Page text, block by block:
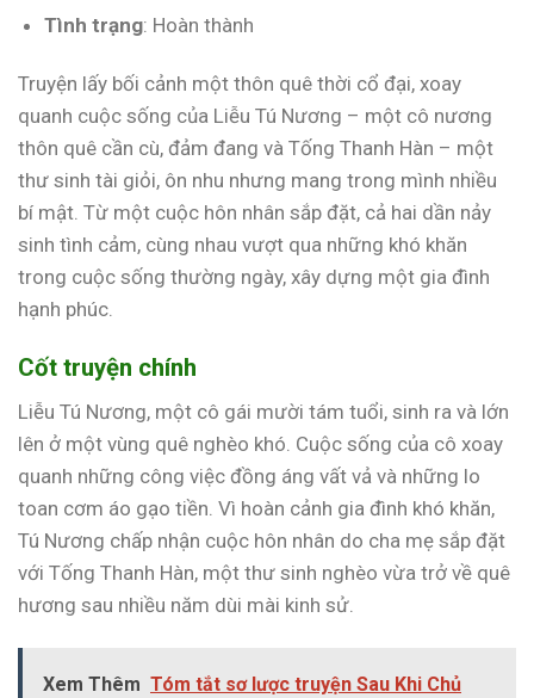
Tình trạng: Hoàn thành
Truyện lấy bối cảnh một thôn quê thời cổ đại, xoay
quanh cuộc sống của Liễu Tú Nương – một cô nương
thôn quê cần cù, đảm đang và Tống Thanh Hàn – một
thư sinh tài giỏi, ôn nhu nhưng mang trong mình nhiều
bí mật. Từ một cuộc hôn nhân sắp đặt, cả hai dần nảy
sinh tình cảm, cùng nhau vượt qua những khó khăn
trong cuộc sống thường ngày, xây dựng một gia đình
hạnh phúc.
Cốt truyện chính
Liễu Tú Nương, một cô gái mười tám tuổi, sinh ra và lớn
lên ở một vùng quê nghèo khó. Cuộc sống của cô xoay
quanh những công việc đồng áng vất vả và những lo
toan cơm áo gạo tiền. Vì hoàn cảnh gia đình khó khăn,
Tú Nương chấp nhận cuộc hôn nhân do cha mẹ sắp đặt
với Tống Thanh Hàn, một thư sinh nghèo vừa trở về quê
hương sau nhiều năm dùi mài kinh sử.
Xem Thêm Tóm tắt sơ lược truyện Sau Khi Chủ